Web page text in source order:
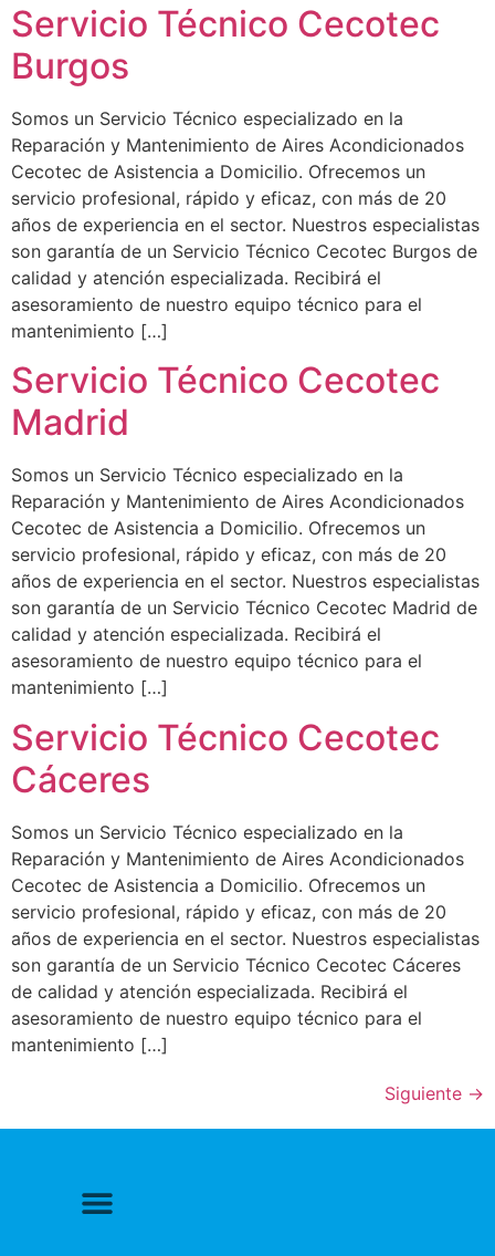
Servicio Técnico Cecotec
Burgos
Somos un Servicio Técnico especializado en la
Reparación y Mantenimiento de Aires Acondicionados
Cecotec de Asistencia a Domicilio. Ofrecemos un
servicio profesional, rápido y eficaz, con más de 20
años de experiencia en el sector. Nuestros especialistas
son garantía de un Servicio Técnico Cecotec Burgos de
calidad y atención especializada. Recibirá el
asesoramiento de nuestro equipo técnico para el
mantenimiento […]
Servicio Técnico Cecotec
Madrid
Somos un Servicio Técnico especializado en la
Reparación y Mantenimiento de Aires Acondicionados
Cecotec de Asistencia a Domicilio. Ofrecemos un
servicio profesional, rápido y eficaz, con más de 20
años de experiencia en el sector. Nuestros especialistas
son garantía de un Servicio Técnico Cecotec Madrid de
calidad y atención especializada. Recibirá el
asesoramiento de nuestro equipo técnico para el
mantenimiento […]
Servicio Técnico Cecotec
Cáceres
Somos un Servicio Técnico especializado en la
Reparación y Mantenimiento de Aires Acondicionados
Cecotec de Asistencia a Domicilio. Ofrecemos un
servicio profesional, rápido y eficaz, con más de 20
años de experiencia en el sector. Nuestros especialistas
son garantía de un Servicio Técnico Cecotec Cáceres
de calidad y atención especializada. Recibirá el
asesoramiento de nuestro equipo técnico para el
mantenimiento […]
Siguiente →